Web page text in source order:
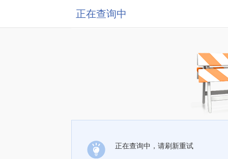
正在查询中
正在查询中，请刷新重试